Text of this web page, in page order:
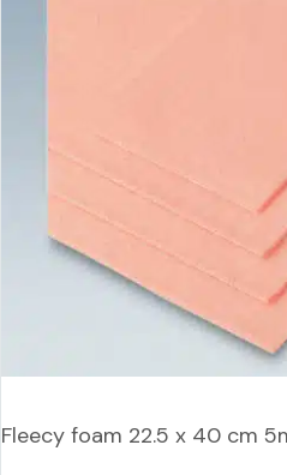
Fleecy foam 22.5 x 40 cm